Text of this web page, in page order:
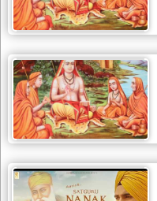
बावा
लाल
दयाल
भजन
bawa
lal
dayal
bhajans
शनि
देव
भजन
shani
dev
bhajans